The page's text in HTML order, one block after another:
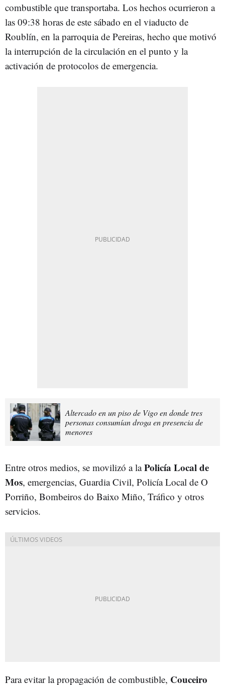
combustible que transportaba. Los hechos ocurrieron a
las 09:38 horas de este sábado en el viaducto de
Roublín, en la parroquia de Pereiras, hecho que motivó
la interrupción de la circulación en el punto y la
activación de protocolos de emergencia.
Altercado en un piso de Vigo en donde tres
personas consumían droga en presencia de
menores
Entre otros medios, se movilizó a laPolicía Local de
Mos, emergencias, Guardia Civil, Policía Local de O
Porriño, Bombeiros do Baixo Miño, Tráfico y otros
servicios.
Para evitar la propagación de combustible, Couceiro